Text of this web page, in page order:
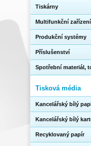
Tiskárny
Multifunkční zařízení
Produkční systémy
Příslušenství
Spotřební materiál,
Tisková média
Kancelářský bílý
Kancelářský bílý
Recyklovaný papír